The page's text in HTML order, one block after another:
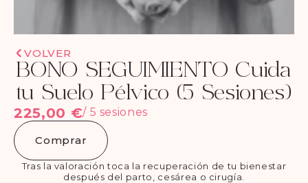
VOLVER
BONO SEGUIMIENTO Cuida
tu Suelo Pélvico (5 Sesiones)
225,00 €/ 5 sesiones
Comprar
Tras la valoración toca la recuperación de tu bienestar
después del parto, cesárea o cirugía.